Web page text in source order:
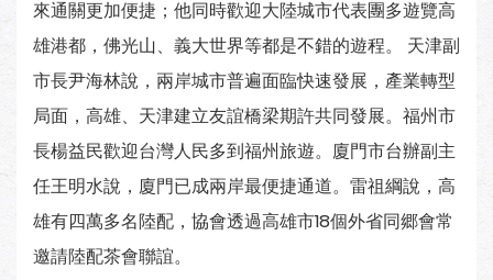
來通關更加便捷；他同時歡迎大陸城市代表團多遊覽高
雄港都，佛光山、義大世界等都是不錯的遊程。 天津副
市長尹海林說，兩岸城市普遍面臨快速發展，產業轉型
局面，高雄、天津建立友誼橋梁期許共同發展。福州市
長楊益民歡迎台灣人民多到福州旅遊。廈門市台辦副主
任王明水說，廈門已成兩岸最便捷通道。雷祖綱說，高
雄有四萬多名陸配，協會透過高雄市18個外省同郷會常
邀請陸配茶會聯誼。